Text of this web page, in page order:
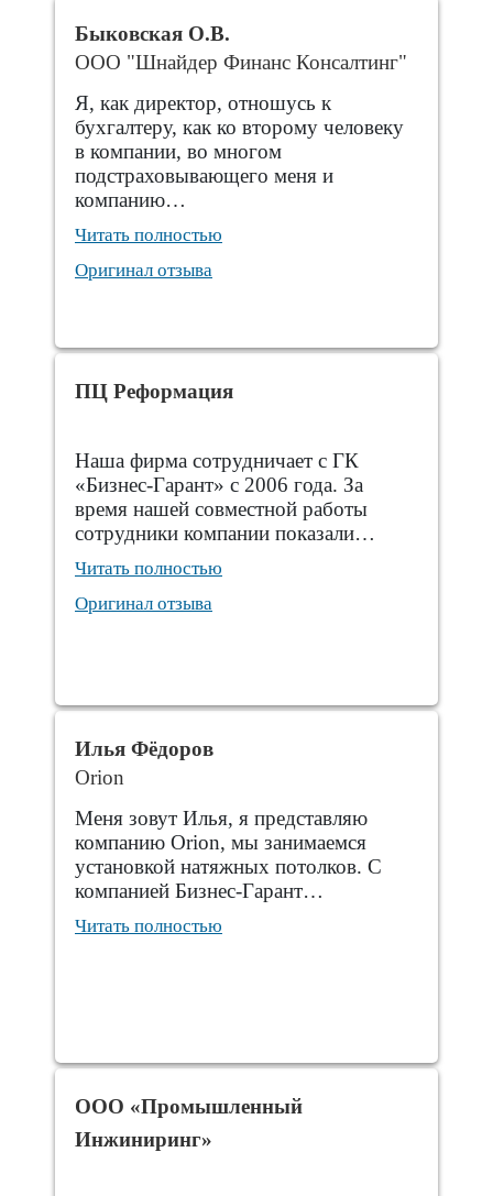
Быковская О.В.
ООО "Шнайдер Финанс Консалтинг"
Я, как директор, отношусь к
бухгалтеру, как ко второму человеку
в компании, во многом
подстраховывающего меня и
компанию…
Читать полностью
Оригинал отзыва
ПЦ Реформация
Наша фирма сотрудничает с ГК
«Бизнес-Гарант» с 2006 года. За
время нашей совместной работы
сотрудники компании показали…
Читать полностью
Оригинал отзыва
Илья Фёдоров
Orion
Меня зовут Илья, я представляю
компанию Orion, мы занимаемся
установкой натяжных потолков. С
компанией Бизнес-Гарант…
Читать полностью
ООО «Промышленный
Инжиниринг»